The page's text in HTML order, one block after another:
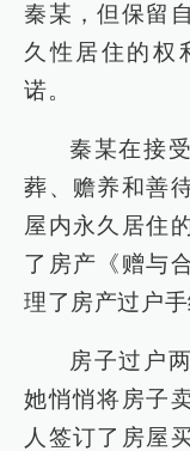
秦某，但保留
久性居住的权
诺。
秦某在接
葬、赡养和善
屋内永久居住
了房产《赠与
理了房产过户
房子过户
她悄悄将房子
人签订了房屋